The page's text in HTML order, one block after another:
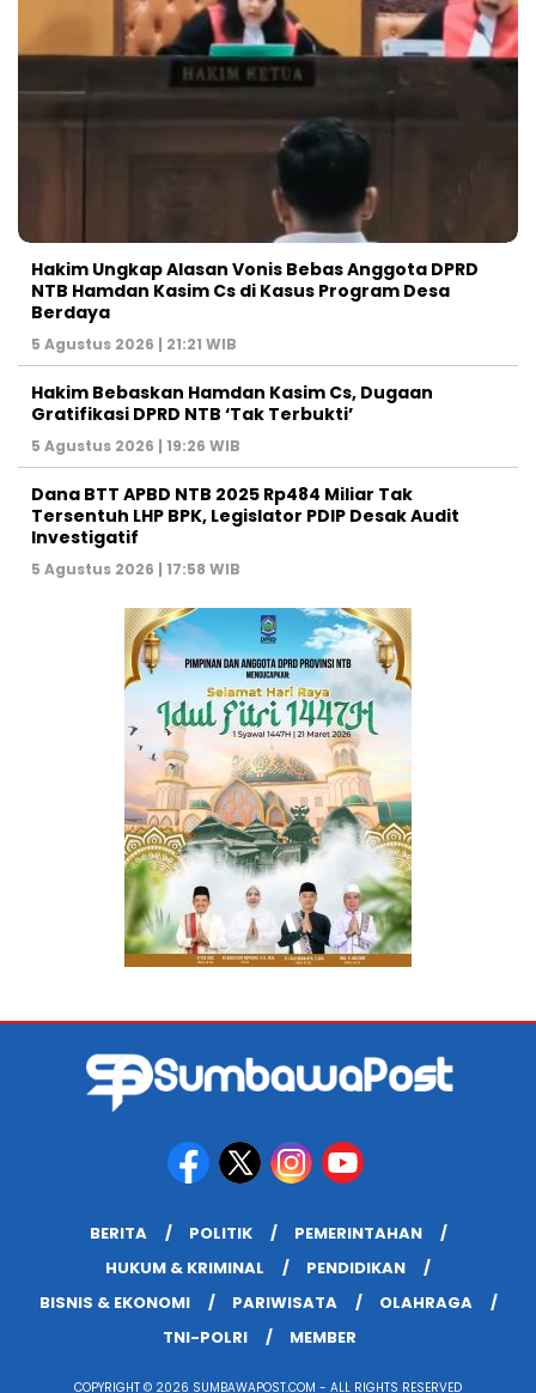
Hakim Ungkap Alasan Vonis Bebas Anggota DPRD
NTB Hamdan Kasim Cs di Kasus Program Desa
Berdaya
5 Agustus 2026 | 21:21 WIB
Hakim Bebaskan Hamdan Kasim Cs, Dugaan
Gratifikasi DPRD NTB ‘Tak Terbukti’
5 Agustus 2026 | 19:26 WIB
Dana BTT APBD NTB 2025 Rp484 Miliar Tak
Tersentuh LHP BPK, Legislator PDIP Desak Audit
Investigatif
5 Agustus 2026 | 17:58 WIB
BERITA POLITIK
PEMERINTAHAN
HUKUM & KRIMINAL
PENDIDIKAN
BISNIS & EKONOMI
PARIWISATA
OLAHRAGA
TNI-POLRI
MEMBER
COPYRIGHT © 2026 SUMBAWAPOST.COM - ALL RIGHTS RESERVED